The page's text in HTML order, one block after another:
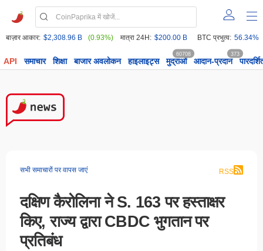
बाज़ार आकार: $2,308.96 B (0.93%) मात्रा 24H: $200.00 B BTC प्रभुत्व: 56.34%
API समाचार शिक्षा बाजार अवलोकन हाइलाइट्स मुद्राओं
60708
आदान-प्रदान
373
सभी समाचारों पर वापस जाएं RSS
दक्षिण कैरोलिना ने S. 163 पर हस्ताक्षर
किए, राज्य द्वारा CBDC भुगतान पर
प्रतिबंध